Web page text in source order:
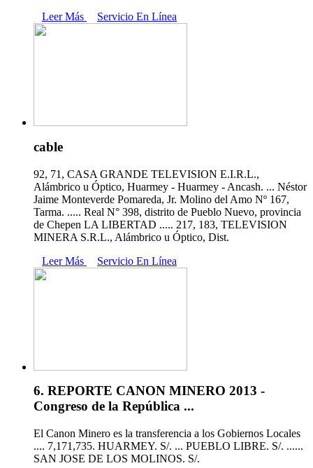
Leer Más
Servicio En Línea
cable
92, 71, CASA GRANDE TELEVISION E.I.R.L.,
Alámbrico u Óptico, Huarmey - Huarmey - Ancash. ... Néstor
Jaime Monteverde Pomareda, Jr. Molino del Amo Nº 167,
Tarma. ..... Real N° 398, distrito de Pueblo Nuevo, provincia
de Chepen LA LIBERTAD ..... 217, 183, TELEVISION
MINERA S.R.L., Alámbrico u Óptico, Dist.
Leer Más
Servicio En Línea
6. REPORTE CANON MINERO 2013 -
Congreso de la República ...
El Canon Minero es la transferencia a los Gobiernos Locales
.... 7,171,735. HUARMEY. S/. ... PUEBLO LIBRE. S/. ......
SAN JOSE DE LOS MOLINOS. S/.